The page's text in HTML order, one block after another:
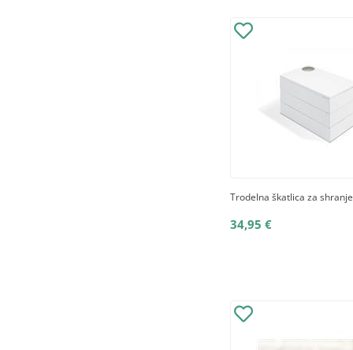
Trodelna škatlica za
34,95 €